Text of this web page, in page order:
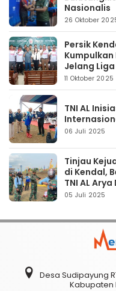
Nasionalis
26 Oktober
Persik
Jelang
11 Oktober 2025
TNI AL
06 Juli 2025
Tinjau
di Kendal,
TNI AL
05 Juli 2025
Desa Sudipayung
Kabupaten